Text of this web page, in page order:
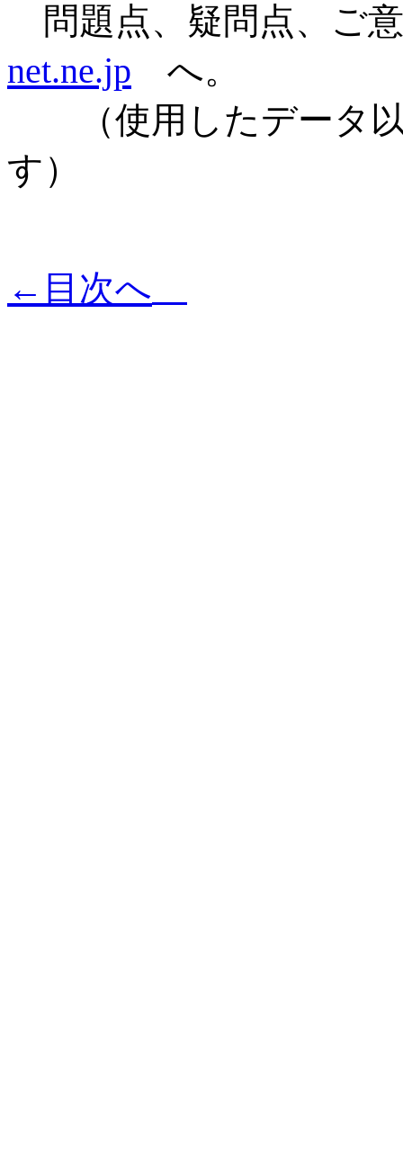
問題点、疑問点、ご
net.ne.jp へ
（使用したデータ以
す）
←目次へ